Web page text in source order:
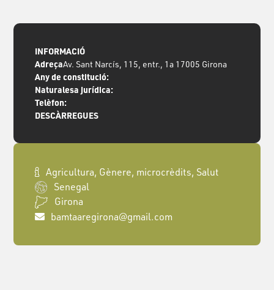
INFORMACIÓ
AdreçaAv. Sant Narcís, 115, entr., 1a 17005 Girona
Any de constitució:
Naturalesa jurídica:
Telèfon:
DESCÀRREGUES
Agricultura, Gènere, microcrèdits, Salut
Senegal
Girona
bamtaaregirona@gmail.com